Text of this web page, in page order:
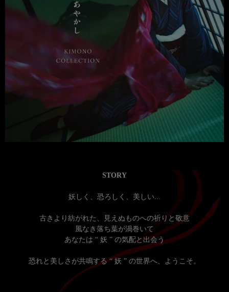
STORY
妖しく、恐ろしく、美しい...
古きより紡がれた、見えぬものへの祈りと敬意
風なき落ち葉が渦巻いて
あなたは “ 妖 ” の気配と出会う
恐れと美しさが共鳴する “ 妖 ” の世界へ、ようこそ。